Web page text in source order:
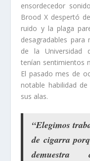
ensordecedor
Brood X despertó
ruido y la plaga
desagradables para
de la Universidad
tenían sentimientos
El pasado mes de
notable habilidad
sus alas.
“Elegimos
de cigarra